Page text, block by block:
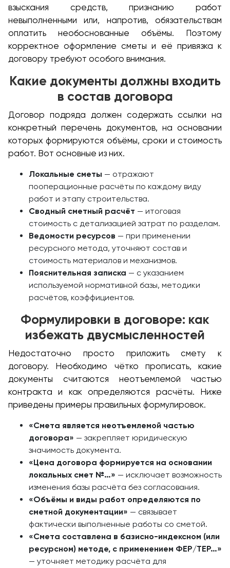
взыскания средств, признанию работ
невыполненными или, напротив, обязательствам
оплатить необоснованные объёмы. Поэтому
корректное оформление сметы и её привязка к
договору требуют особого внимания.
Какие документы должны входить
в состав договора
Договор подряда должен содержать ссылки на
конкретный перечень документов, на основании
которых формируются объёмы, сроки и стоимость
работ. Вот основные из них.
Локальные сметы — отражают
пооперационные расчёты по каждому виду
работ и этапу строительства.
Сводный сметный расчёт — итоговая
стоимость с детализацией затрат по разделам.
Ведомости ресурсов — при применении
ресурсного метода, уточняют состав и
стоимость материалов и механизмов.
Пояснительная записка — с указанием
используемой нормативной базы, методики
расчётов, коэффициентов.
Формулировки в договоре: как
избежать двусмысленностей
Недостаточно просто приложить смету к
договору. Необходимо чётко прописать, какие
документы считаются неотъемлемой частью
контракта и как определяются расчёты. Ниже
приведены примеры правильных формулировок.
«Смета является неотъемлемой частью
договора» — закрепляет юридическую
значимость документа.
«Цена договора формируется на основании
локальных смет №…» — исключает возможность
изменения базы расчёта без согласования.
«Объёмы и виды работ определяются по
сметной документации» — связывает
фактически выполненные работы со сметой.
«Смета составлена в базисно-индексном (или
ресурсном) методе, с применением ФЕР/ТЕР…»
— уточняет методику расчёта для